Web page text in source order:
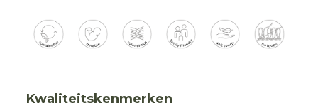
Kwaliteitskenmerken